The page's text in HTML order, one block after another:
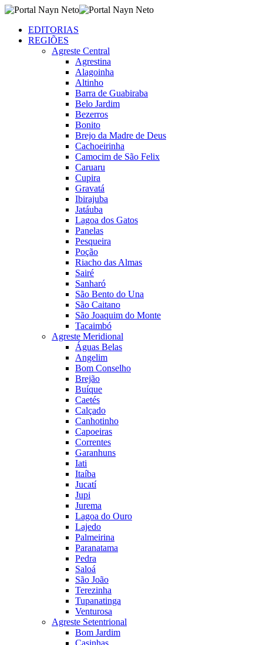
EDITORIAS
REGIÕES
Agreste Central
Agrestina
Alagoinha
Altinho
Barra de Guabiraba
Belo Jardim
Bezerros
Bonito
Brejo da Madre de Deus
Cachoeirinha
Camocim de São Felix
Caruaru
Cupira
Gravatá
Ibirajuba
Jatáuba
Lagoa dos Gatos
Panelas
Pesqueira
Poção
Riacho das Almas
Sairé
Sanharó
São Bento do Una
São Caitano
São Joaquim do Monte
Tacaimbó
Agreste Meridional
Águas Belas
Angelim
Bom Conselho
Brejão
Buíque
Caetés
Calçado
Canhotinho
Capoeiras
Correntes
Garanhuns
Iati
Itaíba
Jucatí
Jupi
Jurema
Lagoa do Ouro
Lajedo
Palmeirina
Paranatama
Pedra
Saloá
São João
Terezinha
Tupanatinga
Venturosa
Agreste Setentrional
Bom Jardim
Casinhas